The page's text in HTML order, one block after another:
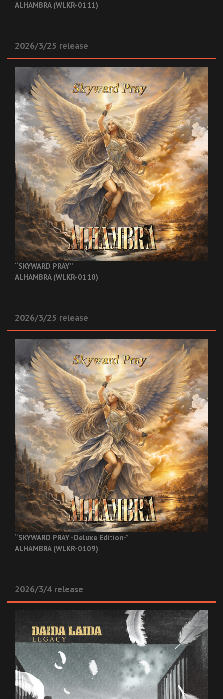
ALHAMBRA (WLKR-0111)
2026/3/25 release
“SKYWARD PRAY”
ALHAMBRA (WLKR-0110)
2026/3/25 release
“SKYWARD PRAY -Deluxe Edition-”
ALHAMBRA (WLKR-0109)
2026/3/4 release